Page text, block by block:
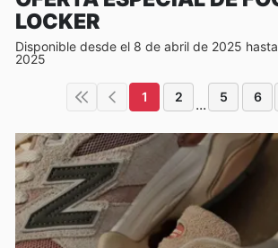
LOCKER
Disponible desde el 8 de abril de 2025
2025
1 2 ... 5 6